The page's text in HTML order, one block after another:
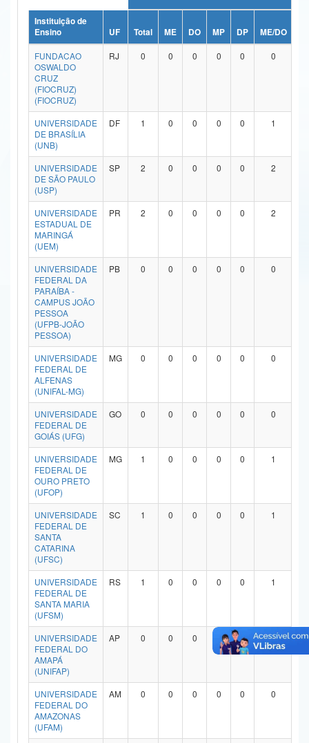
Ministério da Ciência, Tecnologia, Inovações e Comunicações
Ministério do Meio Ambiente
Ministério do Turismo
Ministério do Desenvolvimento Regional
Controladoria-Geral da União
Ministério da Mulher, da Família e dos Direitos Humanos
Secretaria-Geral
Secretaria de Governo
Gabinete de Segurança Institucional
Advocacia-Geral da União
Banco Central do Brasil
Instituição de
Ensino
UF Total ME DO MP DP ME/DO
FUNDACAO
OSWALDO
CRUZ
(FIOCRUZ)
(FIOCRUZ)
RJ 0 0 0 0 0 0
UNIVERSIDADE
DE BRASÍLIA
(UNB)
DF 1 0 0 0 0 1
UNIVERSIDADE
DE SÃO PAULO
(USP)
SP 2 0 0 0 0 2
UNIVERSIDADE
ESTADUAL DE
MARINGÁ
(UEM)
PR 2 0 0 0 0 2
UNIVERSIDADE
FEDERAL DA
PARAÍBA -
CAMPUS JOÃO
PESSOA
(UFPB-JOÃO
PESSOA)
PB 0 0 0 0 0 0
UNIVERSIDADE
FEDERAL DE
ALFENAS
(UNIFAL-MG)
MG 0 0 0 0 0 0
UNIVERSIDADE
FEDERAL DE
GOIÁS (UFG)
GO 0 0 0 0 0 0
UNIVERSIDADE
FEDERAL DE
OURO PRETO
(UFOP)
MG 1 0 0 0 0 1
UNIVERSIDADE
FEDERAL DE
SANTA
CATARINA
(UFSC)
SC 1 0 0 0 0 1
UNIVERSIDADE
FEDERAL DE
SANTA MARIA
(UFSM)
RS 1 0 0 0 0 1
UNIVERSIDADE
FEDERAL DO
AMAPÁ
(UNIFAP)
AP 0 0 0 0 0
UNIVERSIDADE
FEDERAL DO
AMAZONAS
(UFAM)
AM 0 0 0 0 0 0